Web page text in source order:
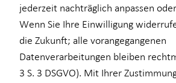
Seniorberater
jederzeit nachträglich anpassen
Wenn Sie Ihre Einwilligung
die Zukunft; alle vorangegangenen
Datenverarbeitungen bleiben
3 S. 3 DSGVO). Mit Ihrer